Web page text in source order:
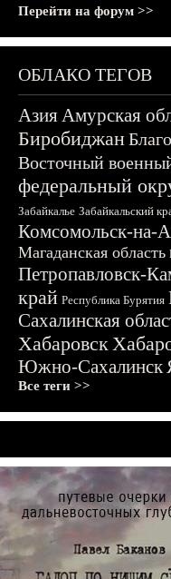
Перейти на форум >>
ОБЛАКО ТЕГОВ
АзияАмурская
Биробиджан
Восточный
федеральный
Забайкалье Забайкальский
Комсомольск-на-
Магаданская область
Петропавловск-
край Республика Бурятия
Сахалинская
Хабаровск
Южно-Сахалинск
Все теги >>